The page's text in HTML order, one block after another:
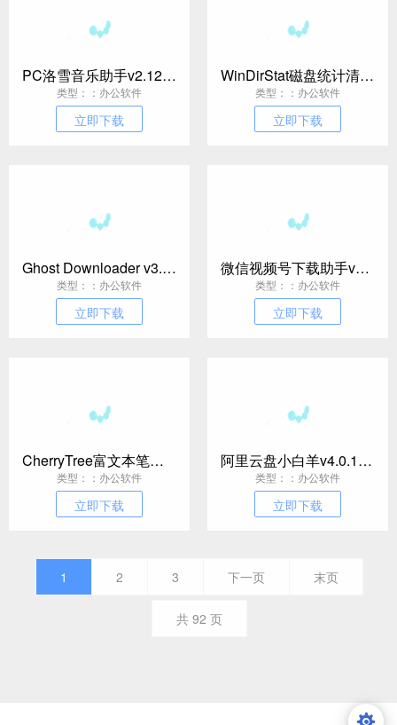
PC洛雪音乐助手v2.12.3-beta.2绿色版
类型：：办公软件
立即下载
WinDirStat磁盘统计清理工具v2.6.1
类型：：办公软件
立即下载
Ghost Downloader v3.9.0绿色版
类型：：办公软件
立即下载
微信视频号下载助手v260524
类型：：办公软件
立即下载
CherryTree富文本笔记软件v1.7.0.0便携版
类型：：办公软件
立即下载
阿里云盘小白羊v4.0.12绿色版
类型：：办公软件
立即下载
1 2 3 下一页 末页
共 92 页